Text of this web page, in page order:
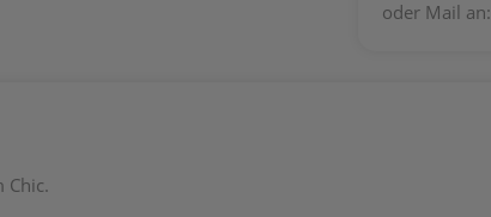
oder Mail an:
Chic.